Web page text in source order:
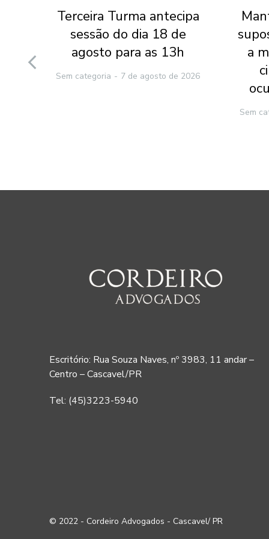
Terceira Turma antecipa
sessão do dia 18 de
agosto para as 13h
Sem categoria 7 de agosto de 2026
a
Sem
Escritório: Rua Souza Naves, nº 3983, 11 andar –
Centro – Cascavel/PR
Tel: (45)3223-5940
© 2022 - Cordeiro Advogados - Cascavel/ PR